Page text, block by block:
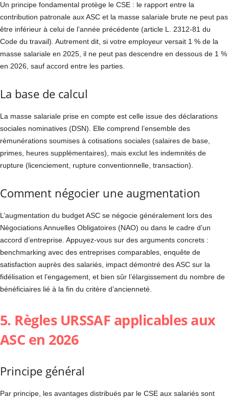
Un principe fondamental protège le CSE : le rapport entre la
contribution patronale aux ASC et la masse salariale brute ne peut pas
être inférieur à celui de l’année précédente (article L. 2312-81 du
Code du travail). Autrement dit, si votre employeur versait 1 % de la
masse salariale en 2025, il ne peut pas descendre en dessous de 1 %
en 2026, sauf accord entre les parties.
La base de calcul
La masse salariale prise en compte est celle issue des déclarations
sociales nominatives (DSN). Elle comprend l’ensemble des
rémunérations soumises à cotisations sociales (salaires de base,
primes, heures supplémentaires), mais exclut les indemnités de
rupture (licenciement, rupture conventionnelle, transaction).
Comment négocier une augmentation
L’augmentation du budget ASC se négocie généralement lors des
Négociations Annuelles Obligatoires (NAO) ou dans le cadre d’un
accord d’entreprise. Appuyez-vous sur des arguments concrets :
benchmarking avec des entreprises comparables, enquête de
satisfaction auprès des salariés, impact démontré des ASC sur la
fidélisation et l’engagement, et bien sûr l’élargissement du nombre de
bénéficiaires lié à la fin du critère d’ancienneté.
5. Règles URSSAF applicables aux
ASC en 2026
Principe général
Par principe, les avantages distribués par le CSE aux salariés sont